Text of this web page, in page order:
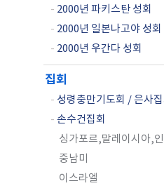
- 2000년 파키스탄 성회
- 2000년 일본나고야 성회
- 2000년 우간다 성회
집회
- 성령충만기도회 / 은사
- 손수건집회
싱가포르,말레이시아,
중남미
이스라엘